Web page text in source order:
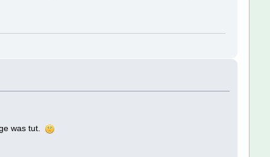
was tut.